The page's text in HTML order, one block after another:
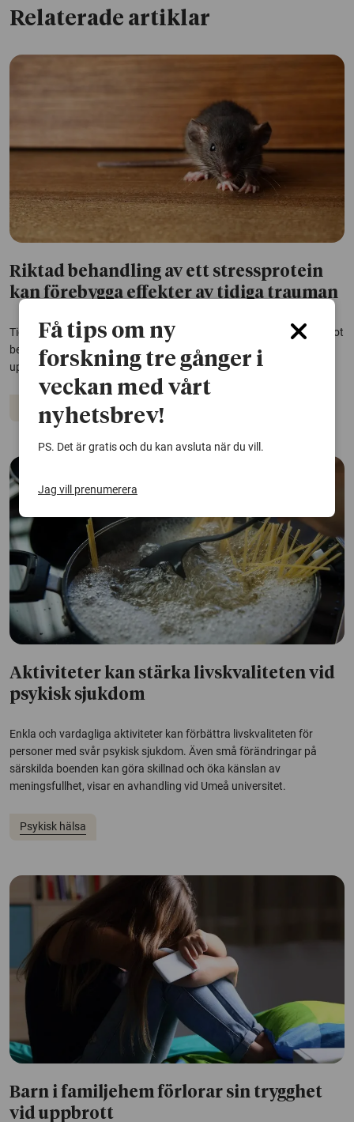
Relaterade artiklar
Riktad behandling av ett stressprotein
kan förebygga effekter av tidiga trauman
Tidiga insatser riktade mot ett centralt stressprotein kan skydda mot
bestående förändringar i beteende och hjärna kopplade till svåra
upplevelser i barndomen. Detta visar en studie som gjorts på möss.
Psykisk hälsa
Aktiviteter kan stärka livskvaliteten vid
psykisk sjukdom
Enkla och vardagliga aktiviteter kan förbättra livskvaliteten för
personer med svår psykisk sjukdom. Även små förändringar på
särskilda boenden kan göra skillnad och öka känslan av
meningsfullhet, visar en avhandling vid Umeå universitet.
Psykisk hälsa
Barn i familjehem förlorar sin trygghet
vid uppbrott
Få tips om ny
forskning tre gånger i
veckan med vårt
nyhetsbrev!
PS. Det är gratis och du kan avsluta när du vill.
Jag vill prenumerera